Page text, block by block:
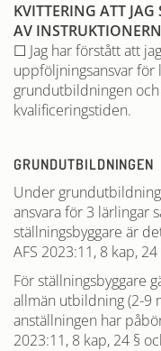
KVITTERING ATT
AV
☐ Jag har förstått att
uppföljningsansvar
grundutbildningen
kvalificeringstiden.
GRUNDUTBILDNINGEN
Under
ansvara för 3 lärlingar
ställningsbyggare är
AFS 2023:11, 8 kap,
För ställningsbyggare
allmän utbildning (2-9
anställningen har
2023:11, 8 kap, 24 §